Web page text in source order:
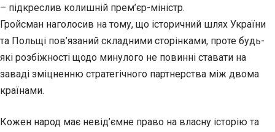
– підкреслив колишній прем’єр-міністр.
Гройсман наголосив на тому, що історичний шлях України
та Польщі пов’язаний складними сторінками, проте будь-
які розбіжності щодо минулого не повинні ставати на
заваді зміцненню стратегічного партнерства між двома
країнами.
Кожен народ має невід’ємне право на власну історію та